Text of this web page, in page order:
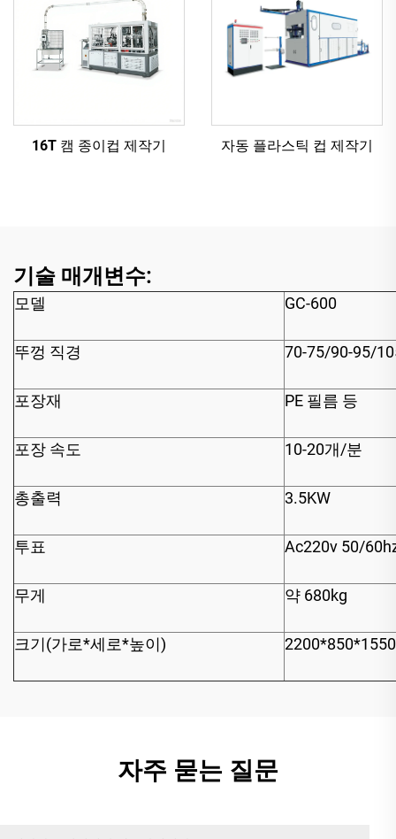
16T 캠 종이컵 제작기 자동 플라스틱 컵 제작기
기술 매개변수:
모델 GC-600
뚜껑 직경 70-75/90-95/
포장재 PE 필름 등
포장 속도 10-20개/분
총출력 3.5KW
투표 Ac220v 50/
무게 약 680kg
크기(가로*세로*높이)
자주 묻는 질문